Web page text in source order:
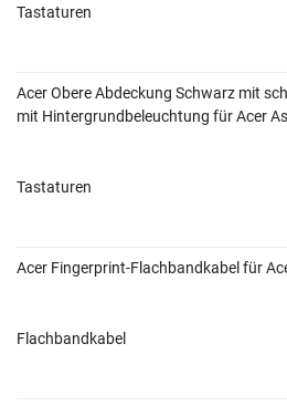
Tastaturen
Acer Obere Abdeckung Schwarz mit
mit Hintergrundbeleuchtung für Acer
Tastaturen
Acer Fingerprint-Flachbandkabel für
Flachbandkabel